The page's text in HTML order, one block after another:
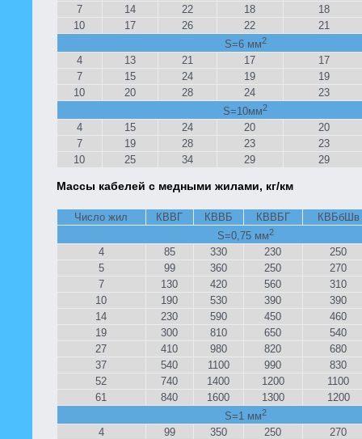
7
14 22 18
18
10
17 26 22
21
S=6 мм2
4 13 21 17
17
7
15 24 19
19
10
20 28 24
23
S=10мм2
4 15 24 20
20
7
19 28 23
23
10
25 34 29 29
Массы кабелей с медными жилами, кг/км
Число жил КВВГ КВВБ КВВБГ
КВБбШв
S=0,75 мм2
4 85 330 230
250
5
99 360 250
270
7
130 420 560
310
10
190 530 390
390
14
230 590 450
460
19
300 810 650
540
27
410 980 820
680
37
540 1100 990
830
52
740 1400 1200
1100
61
840 1600 1300
1200
S=1 мм2
4 99 350 250
270